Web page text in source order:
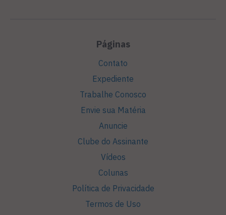
Páginas
Contato
Expediente
Trabalhe Conosco
Envie sua Matéria
Anuncie
Clube do Assinante
Vídeos
Colunas
Política de Privacidade
Termos de Uso